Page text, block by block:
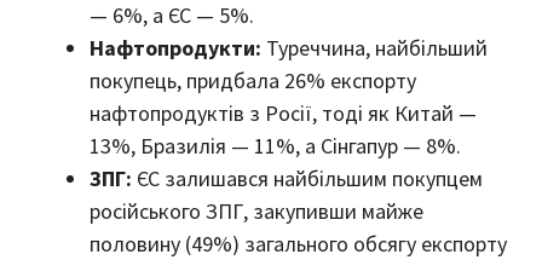
— 6%, а ЄС — 5%.
Нафтопродукти: Туреччина, найбільший
покупець, придбала 26% експорту
нафтопродуктів з Росії, тоді як Китай —
13%, Бразилія — 11%, а Сінгапур — 8%.
ЗПГ: ЄС залишався найбільшим покупцем
російського ЗПГ, закупивши майже
половину (49%) загального обсягу експорту